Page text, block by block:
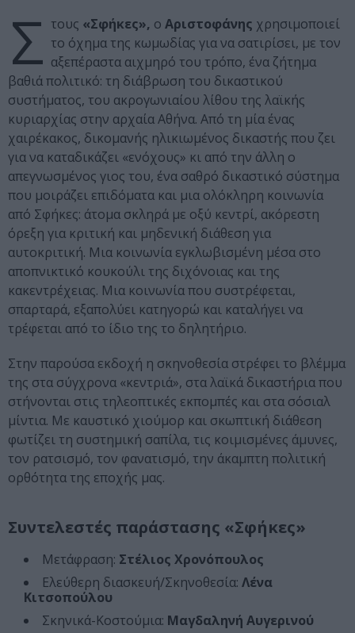
Σ τους «Σφήκες», ο Αριστοφάνης χρησιμοποιεί
το όχημα της κωμωδίας για να σατιρίσει, με τον
αξεπέραστα αιχμηρό του τρόπο, ένα ζήτημα
βαθιά πολιτικό: τη διάβρωση του δικαστικού
συστήματος, του ακρογωνιαίου λίθου της λαϊκής
κυριαρχίας στην αρχαία Αθήνα. Από τη μία ένας
χαιρέκακος, δικομανής ηλικιωμένος δικαστής που ζει
για να καταδικάζει «ενόχους» κι από την άλλη ο
απεγνωσμένος γιος του, ένα σαθρό δικαστικό σύστημα
που μοιράζει επιδόματα και μια ολόκληρη κοινωνία
από Σφήκες: άτομα σκληρά με οξύ κεντρί, ακόρεστη
όρεξη για κριτική και μηδενική διάθεση για
αυτοκριτική. Μια κοινωνία εγκλωβισμένη μέσα στο
αποπνικτικό κουκούλι της διχόνοιας και της
κακεντρέχειας. Μια κοινωνία που συστρέφεται,
σπαρταρά, εξαπολύει κατηγορώ και καταλήγει να
τρέφεται από το ίδιο της το δηλητήριο.
Στην παρούσα εκδοχή η σκηνοθεσία στρέφει το βλέμμα
της στα σύγχρονα «κεντριά», στα λαϊκά δικαστήρια που
στήνονται στις τηλεοπτικές εκπομπές και στα σόσιαλ
μίντια. Με καυστικό χιούμορ και σκωπτική διάθεση
φωτίζει τη συστημική σαπίλα, τις κοιμισμένες άμυνες,
τον ρατσισμό, τον φανατισμό, την άκαμπτη πολιτική
ορθότητα της εποχής μας.
Συντελεστές παράστασης «Σφήκες»
Μετάφραση: Στέλιος Χρονόπουλος
Ελεύθερη διασκευή/Σκηνοθεσία: Λένα
Κιτσοπούλου
Σκηνικά-Kοστούμια: Μαγδαληνή Αυγερινού